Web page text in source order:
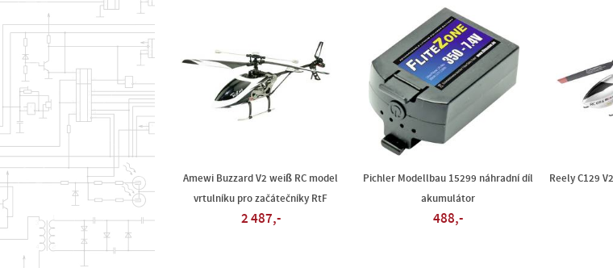
Amewi Buzzard V2 weiß RC model
vrtulníku pro začátečníky RtF
2 487,-
Pichler Modellbau 15299 náhradní díl
akumulátor
488,-
Reely C129